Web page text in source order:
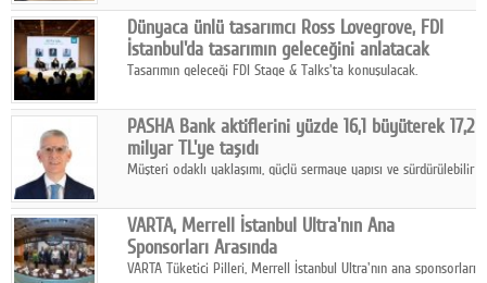
Google Plus
© 2026 TÜM HAKLARI SAKLIDIR
ortaklığıyla özel bir davete ev sahipliği yaptı.
Dünyaca ünlü tasarımcı Ross Lovegrove, FDI
İstanbul'da tasarımın geleceğini anlatacak
Tasarımın geleceği FDI Stage & Talks'ta konuşulacak.
PASHA Bank aktiflerini yüzde 16,1 büyüterek 17,2
milyar TL'ye taşıdı
Müşteri odaklı yaklaşımı, güçlü sermaye yapısı ve sürdürülebilir
yılının ilk yarısında güçlü finansal performansını korudu.
VARTA, Merrell İstanbul Ultra'nın Ana
Sponsorları Arasında
VARTA Tüketici Pilleri, Merrell İstanbul Ultra'nın ana sponsorları